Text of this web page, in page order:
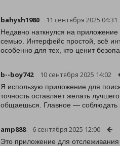
bahysh1980 11 сентября 2025 04:31
Недавно наткнулся на
семью. Интерфейс простой, всё
особенно для тех, кто ценит
b--boy742 10 сентября 2025 14:02
Я использую приложение для
точность оставляет желать
общаешься. Главное — соблюдать
amp888 6 сентября 2025 12:00
Это приложение для